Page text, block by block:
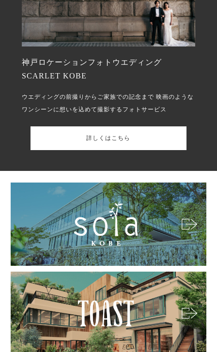
神戸ロケーションフォトウエディング
SCARLET KOBE
ウエディングの前撮りからご家族での記念まで 映画のような
ワンシーンに想いを込めて撮影するフォトサービス
詳しくはこちら